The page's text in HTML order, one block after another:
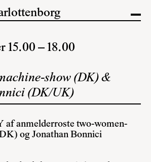
15.00 – 18.00
show (DK) &
(DK/UK)
anmelderroste two-women-
og Jonathan Bonnici